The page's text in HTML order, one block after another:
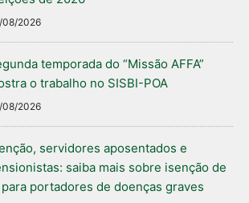
08/2026
temporada do “Missão AFFA”
o trabalho no SISBI-POA
08/2026
servidores aposentados e
saiba mais sobre isenção de
para portadores de doenças graves